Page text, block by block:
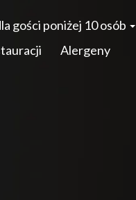
gości poniżej 10 osób
Alergeny